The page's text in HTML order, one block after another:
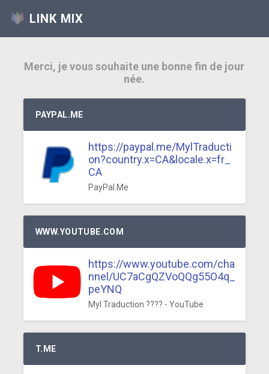
LINK MIX
Merci, je vous souhaite une bonne fin de jour
née.
PAYPAL.ME
https://paypal.me/MylTraducti
on?country.x=CA&locale.x=fr_
CA
PayPal.Me
WWW.YOUTUBE.COM
https://www.youtube.com/cha
nnel/UC7aCgQZVoQQg55O4q_
peYNQ
Myl Traduction ???? - YouTube
T.ME